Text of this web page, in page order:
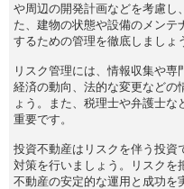
や周辺の開発計画などを考慮し
た、建物の状態や設備のメン
するための管理を徹底しましょ
リスク管理には、情報収集や
経済の動向、法的な変更などの
ょう。また、税理士や弁護士
重要です。
投資不動産はリスクを伴う投資
対策を行いましょう。リスクを
不動産の安定的な運用と成功を